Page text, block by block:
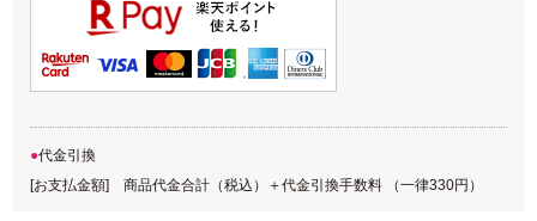
代金引換
[お支払金額] 商品代金合計（税込）＋代金引換手数料 （一律330円）